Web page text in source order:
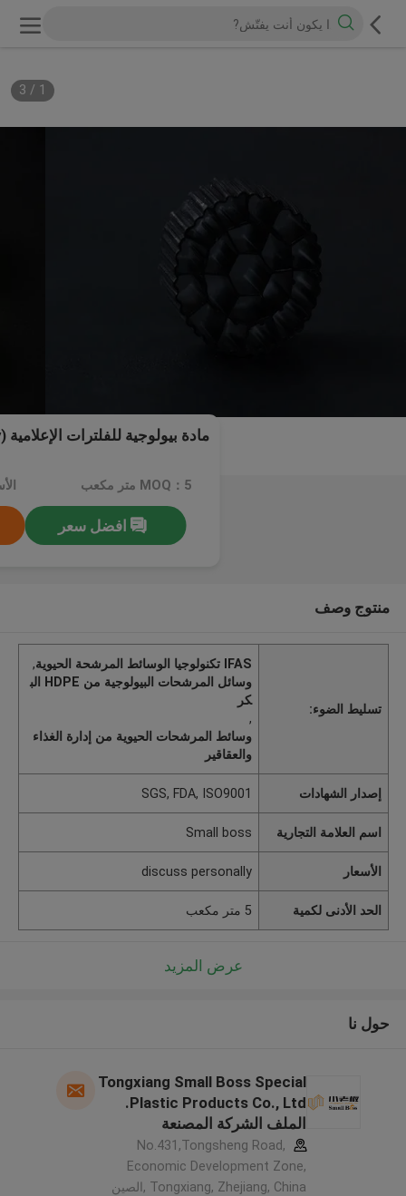
1
/
3
مادة بيولوجية للفلترات الإعلامية (IFAS Technology)
MOQ：5 متر مكعب
افضل سعر
منتوج وصف
تسليط الضوء:
IFAS تكنولوجيا الوسائط المرشحة الحيوية
,
وسائل المرشحات البيولوجية من HDPE الب
كر
,
وسائط المرشحات الحيوية من إدارة الغذاء
والعقاقير
إصدار الشهادات SGS, FDA, ISO9001
اسم العلامة التجارية Small boss
الأسعار discuss personally
الحد الأدنى لكمية 5 متر مكعب
عرض المزيد
حول نا
Tongxiang Small Boss Special
Plastic Products Co., Ltd.
الملف الشركة المصنعة
No.431,Tongsheng Road,
Economic Development Zone,
Tongxiang, Zhejiang, China ,الصين